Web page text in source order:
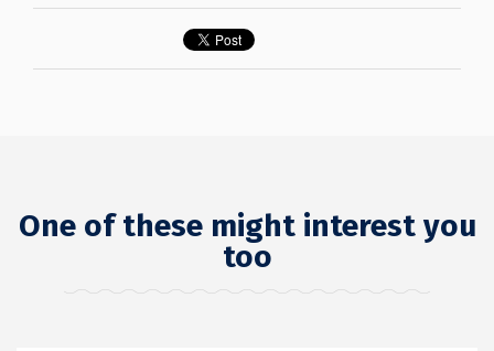
One of these might interest you
too